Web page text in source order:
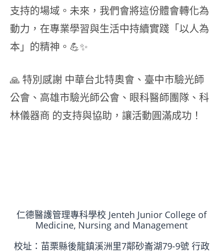
支持的場域。未來，我們會將這份體會轉化為
動力，在專業學習與生活中持續實踐「以人為
本」的精神。💪✨
🙏 特別感謝 中華台北特奧會、臺中市驗光師
公會、高雄市驗光師公會、眼科醫師團隊、科
林儀器商 的支持與協助，讓活動圓滿成功！
仁德醫護管理專科學校 Jenteh Junior College of
Medicine, Nursing and Management
校址：苗栗縣後龍鎮溪洲里7鄰砂崙湖79-9號 行政